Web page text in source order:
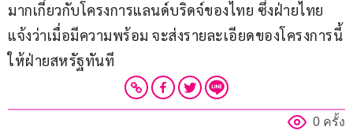
มากเกี่ยวกับโครงการแลนด์บริดจ์ของไทย ซึ่งฝ่ายไทย
แจ้งว่าเมื่อมีความพร้อม จะส่งรายละเอียดของโครงการนี้
ให้ฝ่ายสหรัฐทันที
0 ครั้ง